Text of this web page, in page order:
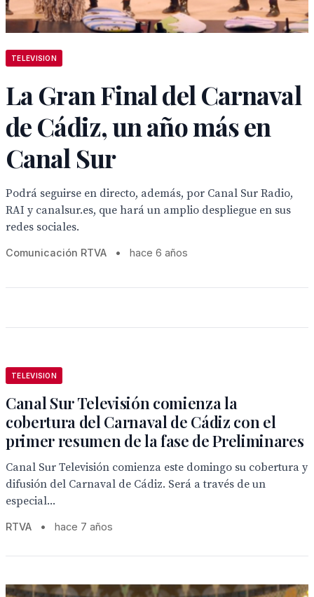
TELEVISION
La Gran Final del Carnaval
de Cádiz, un año más en
Canal Sur
Podrá seguirse en directo, además, por Canal Sur Radio,
RAI y canalsur.es, que hará un amplio despliegue en sus
redes sociales.
Comunicación RTVA • hace 6 años
TELEVISION
Canal Sur Televisión comienza la
cobertura del Carnaval de Cádiz con el
primer resumen de la fase de Preliminares
Canal Sur Televisión comienza este domingo su cobertura y
difusión del Carnaval de Cádiz. Será a través de un
especial...
RTVA • hace 7 años